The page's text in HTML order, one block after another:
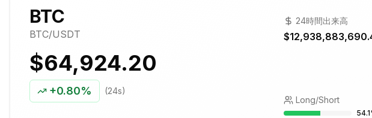
BTC
BTC/USDT
$64,924.20
+0.80% (24s)
24時間出来高
Long/Short
54.1